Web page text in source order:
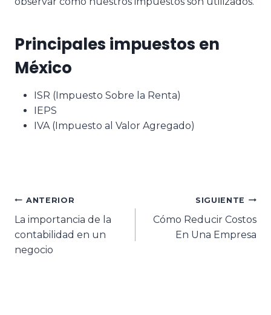
Principales impuestos en
México
ISR (Impuesto Sobre la Renta)
IEPS
IVA (Impuesto al Valor Agregado)
ANTERIOR
La importancia de la
contabilidad en un
negocio
SIGUIENTE
Cómo Reducir Costos
En Una Empresa